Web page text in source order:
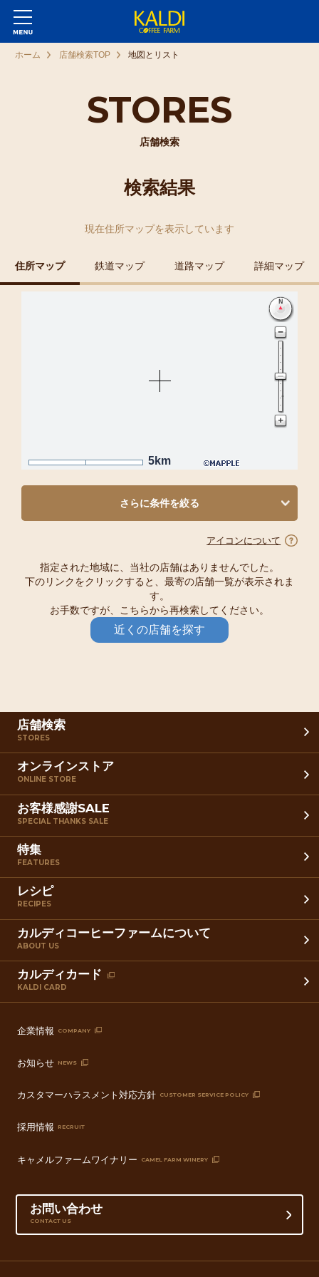
STORES
店舗検索
ホーム 店舗検索TOP 地図とリスト
検索結果
現在住所マップを表示しています
住所マップ 鉄道マップ 道路マップ 詳細マップ
5km
さらに条件を絞る
アイコンについて
指定された地域に、当社の店舗はありませんでした。
下のリンクをクリックすると、最寄の店舗一覧が表示されま
す。
お手数ですが、こちらから再検索してください。
近くの店舗を探す
店舗検索
STORES
オンラインストア
ONLINE STORE
お客様感謝SALE
SPECIAL THANKS SALE
特集
FEATURES
レシピ
RECIPES
カルディコーヒーファームについて
ABOUT US
カルディカード
KALDI CARD
企業情報 COMPANY
お知らせ NEWS
カスタマーハラスメント対応方針 CUSTOMER SERVICE POLICY
採用情報 RECRUIT
キャメルファームワイナリー CAMEL FARM WINERY
お問い合わせ
CONTACT US